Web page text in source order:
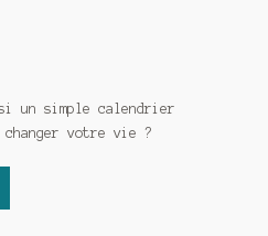
un simple calendrier
votre vie ?